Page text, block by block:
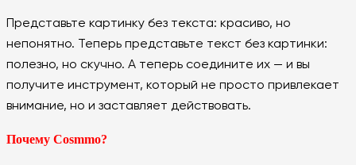
Представьте картинку без текста: красиво, но
непонятно. Теперь представьте текст без картинки:
полезно, но скучно. А теперь соедините их — и вы
получите инструмент, который не просто привлекает
внимание, но и заставляет действовать.
Почему Cosmmo?